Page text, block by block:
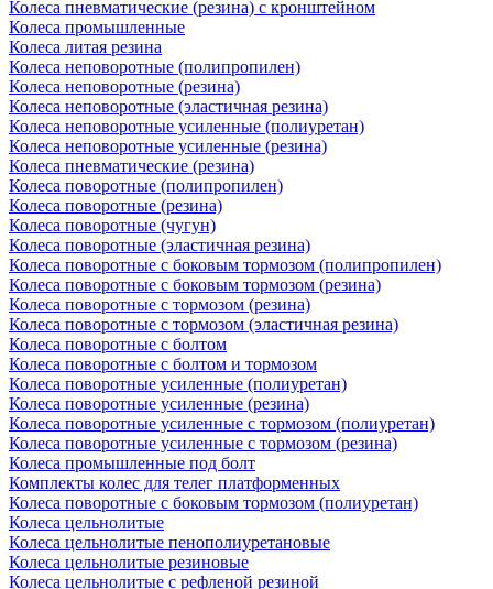
Колеса пневматические (резина) с кронштейном
Колеса промышленные
Колеса литая резина
Колеса неповоротные (полипропилен)
Колеса неповоротные (резина)
Колеса неповоротные (эластичная резина)
Колеса неповоротные усиленные (полиуретан)
Колеса неповоротные усиленные (резина)
Колеса пневматические (резина)
Колеса поворотные (полипропилен)
Колеса поворотные (резина)
Колеса поворотные (чугун)
Колеса поворотные (эластичная резина)
Колеса поворотные c боковым тормозом (полипропилен)
Колеса поворотные c боковым тормозом (резина)
Колеса поворотные c тормозом (резина)
Колеса поворотные c тормозом (эластичная резина)
Колеса поворотные с болтом
Колеса поворотные с болтом и тормозом
Колеса поворотные усиленные (полиуретан)
Колеса поворотные усиленные (резина)
Колеса поворотные усиленные с тормозом (полиуретан)
Колеса поворотные усиленные с тормозом (резина)
Колеса промышленные под болт
Комплекты колес для телег платформенных
Колеса поворотные c боковым тормозом (полиуретан)
Колеса цельнолитые
Колеса цельнолитые пенополиуретановые
Колеса цельнолитые резиновые
Колеса цельнолитые с рефленой резиной